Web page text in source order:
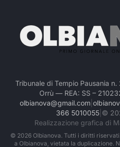
Tribunale di Tempio Pausania
Orrù — REA: SS –
olbianova@gmail.com
366 5010055| ©
Realizzazione grafica di
© 2026Olbianova. Tutti i diritti
a Olbianova, vietata la duplicazione.